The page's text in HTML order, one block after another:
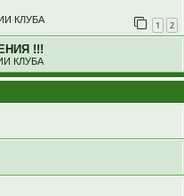
КЛУБА 1 2
!!!
КЛУБА